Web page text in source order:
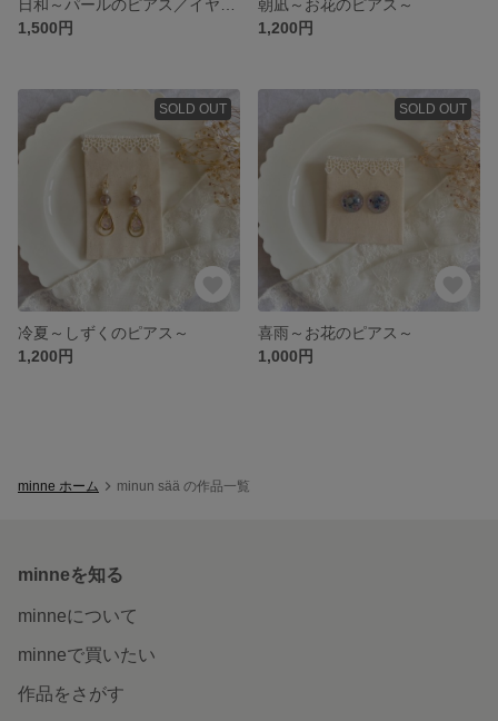
1,500円
朝凪～お花のピアス～
1,200円
SOLD OUT
冷夏～しずくのピアス～
1,200円
SOLD OUT
喜雨～お花のピアス～
1,000円
minne ホーム minun sää の作品一覧
minneを知る
minneについて
minneで買いたい
作品をさがす